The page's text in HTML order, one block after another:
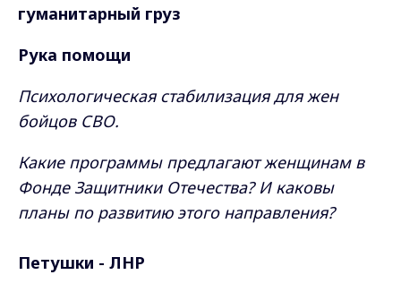
гуманитарный груз
Рука помощи
Психологическая стабилизация для жен
бойцов СВО.
Какие программы предлагают женщинам в
Фонде Защитники Отечества? И каковы
планы по развитию этого направления?
Петушки - ЛНР